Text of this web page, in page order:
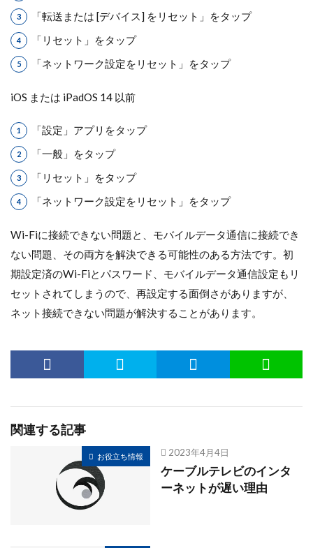
「転送または [デバイス] をリセット」をタップ
「リセット」をタップ
「ネットワーク設定をリセット」をタップ
iOS または iPadOS 14 以前
「設定」アプリをタップ
「一般」をタップ
「リセット」をタップ
「ネットワーク設定をリセット」をタップ
Wi-Fiに接続できない問題と、モバイルデータ通信に接続でき
ない問題、その両方を解決できる可能性のある方法です。初
期設定済のWi-Fiとパスワード、モバイルデータ通信設定もリ
セットされてしまうので、再設定する面倒さがありますが、
ネット接続できない問題が解決することがあります。
関連する記事
お役立ち情報 2023年4月4日
ケーブルテレビのインタ
ーネットが遅い理由